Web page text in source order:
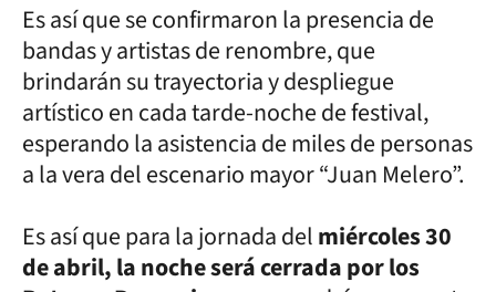
Es así que se confirmaron la presencia de
bandas y artistas de renombre, que
brindarán su trayectoria y despliegue
artístico en cada tarde-noche de festival,
esperando la asistencia de miles de personas
a la vera del escenario mayor “Juan Melero”.
Es así que para la jornada delmiércoles 30
de abril, la noche será cerrada por los